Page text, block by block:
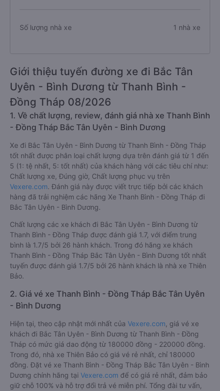
Số lượng nhà xe 1 nhà xe
Giới thiệu tuyến đường xe đi Bắc Tân
Uyên - Bình Dương từ Thanh Bình -
Đồng Tháp 08/2026
1. Về chất lượng, review, đánh giá nhà xe Thanh Bình
- Đồng Tháp Bắc Tân Uyên - Bình Dương
Xe đi Bắc Tân Uyên - Bình Dương từ Thanh Bình - Đồng Tháp
tốt nhất được phân loại chất lượng dựa trên đánh giá từ 1 đến
5 (1: tệ nhất, 5: tốt nhất) của khách hàng với các tiêu chí như:
Chất lượng xe, Đúng giờ, Chất lượng phục vụ trên
Vexere.com. Đánh giá này được viết trực tiếp bởi các khách
hàng đã trải nghiệm các hãng Xe Thanh Bình - Đồng Tháp đi
Bắc Tân Uyên - Bình Dương.
Chất lượng các xe khách đi Bắc Tân Uyên - Bình Dương từ
Thanh Bình - Đồng Tháp được đánh giá 1.7, với điểm trung
bình là 1.7/5 bởi 26 hành khách. Trong đó hãng xe khách
Thanh Bình - Đồng Tháp Bắc Tân Uyên - Bình Dương tốt nhất
tuyến được đánh giá 1.7/5 bởi 26 hành khách là nhà xe Thiên
Bảo.
2. Giá vé xe Thanh Bình - Đồng Tháp Bắc Tân Uyên
- Bình Dương
Hiện tại, theo cập nhật mới nhất của Vexere.com , giá vé xe
khách đi Bắc Tân Uyên - Bình Dương từ Thanh Bình - Đồng
Tháp có mức giá dao động từ 180000 đồng - 220000 đồng.
Trong đó, nhà xe Thiên Bảo có giá vé rẻ nhất, chỉ 180000
đồng. Đặt vé xe Thanh Bình - Đồng Tháp Bắc Tân Uyên - Bình
Dương chính hãng tại Vexere.com để có giá rẻ nhất, đảm bảo
giữ chỗ 100% và hỗ trợ đổi trả vé miễn phí. Tổng đài tư vấn,